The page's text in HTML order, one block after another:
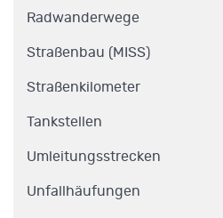
Radwanderwege
Straßenbau (MISS)
Straßenkilometer
Tankstellen
Umleitungsstrecken
Unfallhäufungen